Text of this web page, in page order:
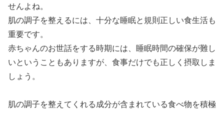
せんよね。
肌の調子を整えるには、十分な睡眠と規則正しい食生活も
重要です。
赤ちゃんのお世話をする時期には、睡眠時間の確保が難し
いということもありますが、食事だけでも正しく摂取しま
しょう。
肌の調子を整えてくれる成分が含まれている食べ物を積極